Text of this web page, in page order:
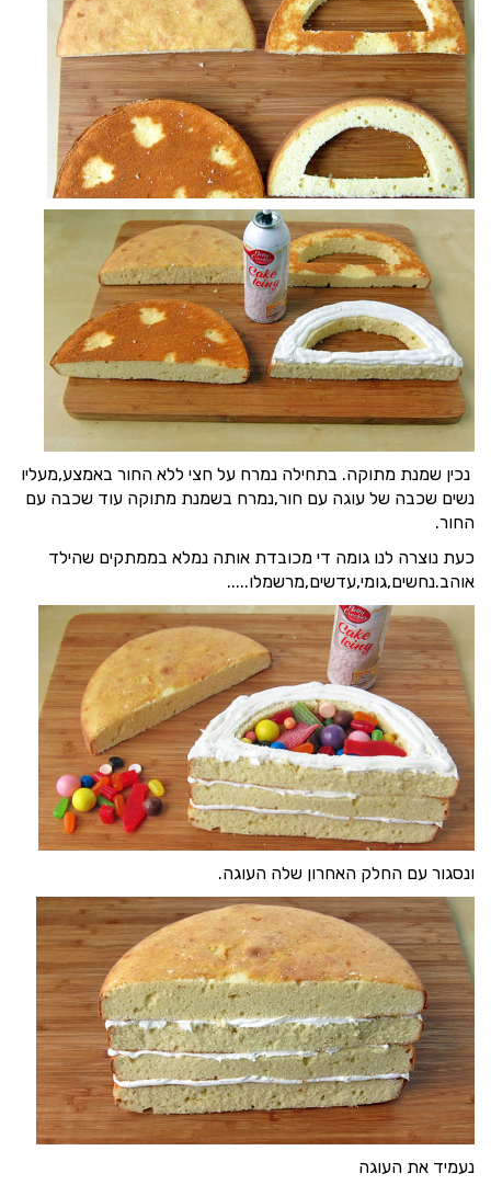
נכין שמנת מתוקה. בתחילה נמרח על חצי ללא החור באמצע,מעליו
נשים שכבה של עוגה עם חור,נמרח בשמנת מתוקה עוד שכבה עם
החור.
כעת נוצרה לנו גומה די מכובדת אותה נמלא בממתקים שהילד
אוהב.נחשים,גומי,עדשים,מרשמלו.....
ונסגור עם החלק האחרון שלה העוגה.
נעמיד את העוגה